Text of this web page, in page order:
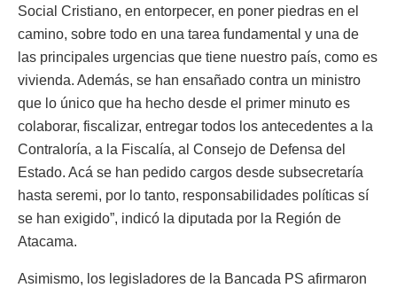
Social Cristiano, en entorpecer, en poner piedras en el
camino, sobre todo en una tarea fundamental y una de
las principales urgencias que tiene nuestro país, como es
vivienda. Además, se han ensañado contra un ministro
que lo único que ha hecho desde el primer minuto es
colaborar, fiscalizar, entregar todos los antecedentes a la
Contraloría, a la Fiscalía, al Consejo de Defensa del
Estado. Acá se han pedido cargos desde subsecretaría
hasta seremi, por lo tanto, responsabilidades políticas sí
se han exigido”, indicó la diputada por la Región de
Atacama.
Asimismo, los legisladores de la Bancada PS afirmaron